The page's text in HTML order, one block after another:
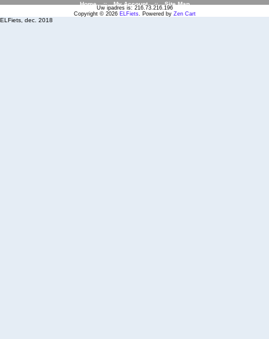
Home :: My Account :: Site Map
Uw ipadres is: 216.73.216.196
Copyright © 2026 ELFiets. Powered by Zen Cart
ELFiets, dec. 2018